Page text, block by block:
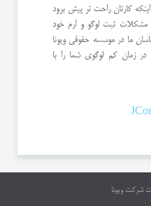
کارتان راحت تر پیش برود
مشکلات ثبت لوگو و ارم خود
ما در موسسه حقوقی ویونا
در زمان کم لوگوی شما را با
شرکت ویونا